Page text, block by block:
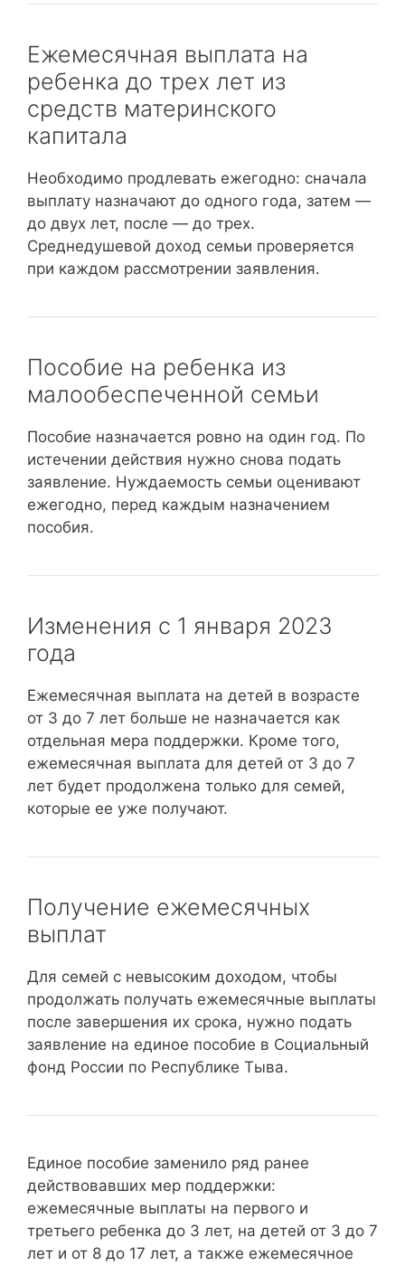
Ежемесячная выплата на
ребенка до трех лет из
средств материнского
капитала
Необходимо продлевать ежегодно: сначала
выплату назначают до одного года, затем —
до двух лет, после — до трех.
Среднедушевой доход семьи проверяется
при каждом рассмотрении заявления.
Пособие на ребенка из
малообеспеченной семьи
Пособие назначается ровно на один год. По
истечении действия нужно снова подать
заявление. Нуждаемость семьи оценивают
ежегодно, перед каждым назначением
пособия.
Изменения с 1 января 2023
года
Ежемесячная выплата на детей в возрасте
от 3 до 7 лет больше не назначается как
отдельная мера поддержки. Кроме того,
ежемесячная выплата для детей от 3 до 7
лет будет продолжена только для семей,
которые ее уже получают.
Получение ежемесячных
выплат
Для семей с невысоким доходом, чтобы
продолжать получать ежемесячные выплаты
после завершения их срока, нужно подать
заявление на единое пособие в Социальный
фонд России по Республике Тыва.
Единое пособие заменило ряд ранее
действовавших мер поддержки:
ежемесячные выплаты на первого и
третьего ребенка до 3 лет, на детей от 3 до 7
лет и от 8 до 17 лет, а также ежемесячное